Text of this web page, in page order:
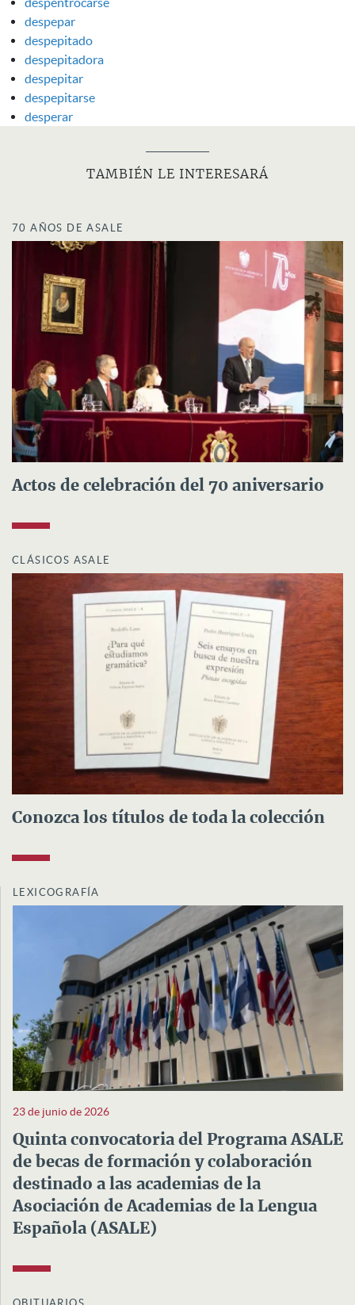
despepar
despepitado
despepitadora
despepitar
despepitarse
desperar
TAMBIÉN LE INTERESARÁ
70 AÑOS DE ASALE
Actos de celebración del 70 aniversario
CLÁSICOS ASALE
Conozca los títulos de toda la colección
LEXICOGRAFÍA
23 de junio de 2026
Quinta convocatoria del Programa ASALE
de becas de formación y colaboración
destinado a las academias de la
Asociación de Academias de la Lengua
Española (ASALE)